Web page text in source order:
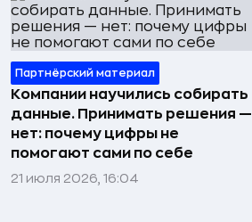
Партнёрский материал
Компании научились собирать
данные. Принимать решения —
нет: почему цифры не
помогают сами по себе
21 июля 2026, 16:04